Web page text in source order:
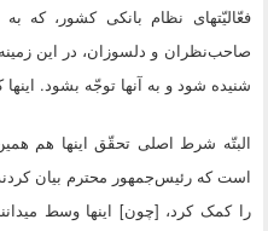
فعّالیّتهاى نظام بانکى کشور، که
صاحب‌نظران و دلسوزان، در این
شنیده شود و به آنها توجّه بشود.
البتّه شرط اصلى تحقّق اینها هم
است که رئیس‌جمهور محترم بیان
را کمک کرد، [چون‌] اینها وسط